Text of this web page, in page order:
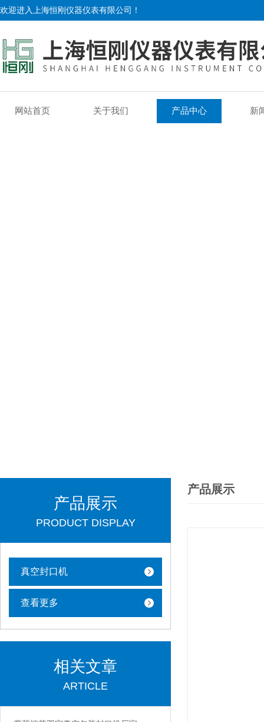
欢迎进入上海恒刚仪器仪表有限公司！
网站首页 关于我们 产品中心 新
产品展示
PRODUCT DISPLAY
真空封口机
查看更多
相关文章
ARTICLE
产品展示